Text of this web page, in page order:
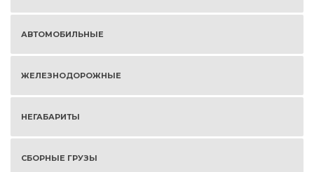
АВТОМОБИЛЬНЫЕ
ЖЕЛЕЗНОДОРОЖНЫЕ
НЕГАБАРИТЫ
СБОРНЫЕ ГРУЗЫ